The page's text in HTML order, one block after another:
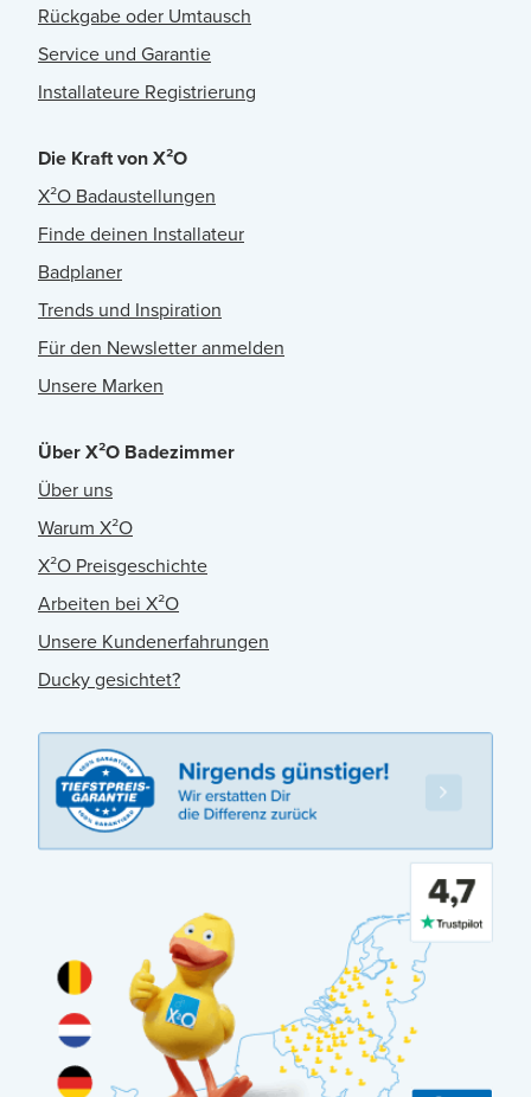
Rückgabe oder Umtausch
Service und Garantie
Installateure Registrierung
Die Kraft von X²O
X²O Badaustellungen
Finde deinen Installateur
Badplaner
Trends und Inspiration
Für den Newsletter anmelden
Unsere Marken
Über X²O Badezimmer
Über uns
Warum X²O
X²O Preisgeschichte
Arbeiten bei X²O
Unsere Kundenerfahrungen
Ducky gesichtet?